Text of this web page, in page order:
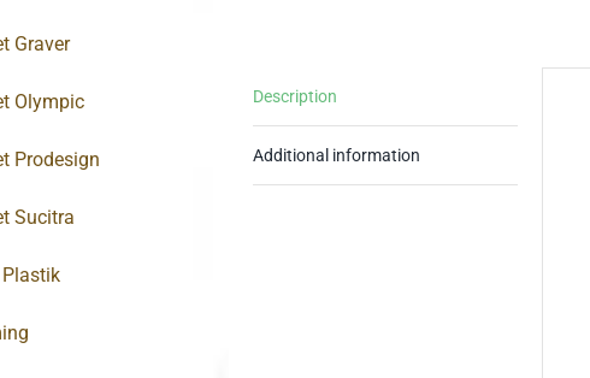
Description
Additional information
Graver
Olympic
Prodesign
Sucitra